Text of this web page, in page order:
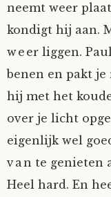
Spelletjes
Ben Hands-on
Bill-A-Cook
Björn
Clarity
Diderod
Anne
Bill
Interactieve
neemt weer
kondigt hij aan.
weer liggen.
benen en pakt je
hij met het
over je licht
eigenlijk wel
van te genieten
Heel hard. En